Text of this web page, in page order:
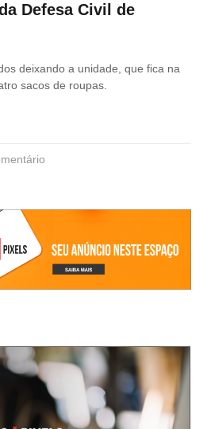
Defesa Civil de
deixando a unidade, que fica na
sacos de roupas.